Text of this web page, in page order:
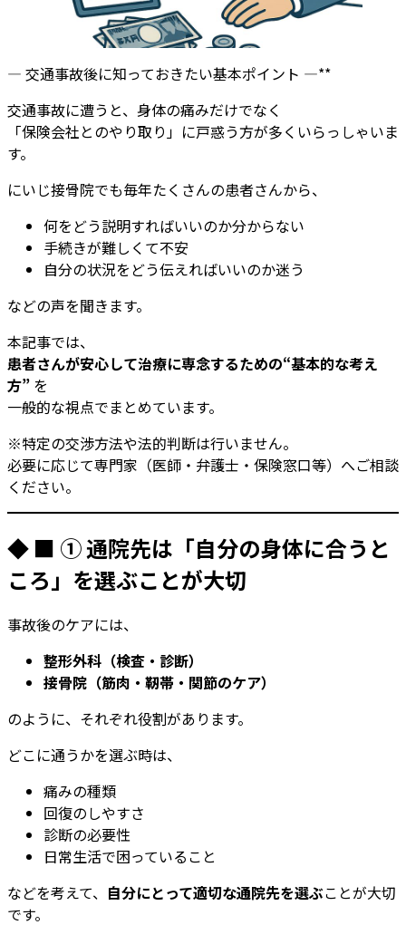
— 交通事故後に知っておきたい基本ポイント —**
交通事故に遭うと、身体の痛みだけでなく
「保険会社とのやり取り」に戸惑う方が多くいらっしゃいま
す。
にいじ接骨院でも毎年たくさんの患者さんから、
何をどう説明すればいいのか分からない
手続きが難しくて不安
自分の状況をどう伝えればいいのか迷う
などの声を聞きます。
本記事では、
患者さんが安心して治療に専念するための“基本的な考え
方” を
一般的な視点でまとめています。
※特定の交渉方法や法的判断は行いません。
必要に応じて専門家（医師・弁護士・保険窓口等）へご相談
ください。
◆ ■ ① 通院先は「自分の身体に合うと
ころ」を選ぶことが大切
事故後のケアには、
整形外科（検査・診断）
接骨院（筋肉・靭帯・関節のケア）
のように、それぞれ役割があります。
どこに通うかを選ぶ時は、
痛みの種類
回復のしやすさ
診断の必要性
日常生活で困っていること
などを考えて、 自分にとって適切な通院先を選ぶことが大切
です。